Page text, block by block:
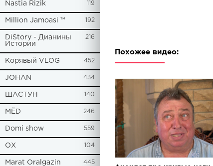
Nastia Rizik 119
Million Jamoasi ™ 192
DiStory - Дианины
Истории
216
Корявый VLOG 452
JOHAN 434
ШАСТУН 140
МЁD 246
Domi show 559
ОХ 104
Marat Oralgazin 445
Похожее видео: